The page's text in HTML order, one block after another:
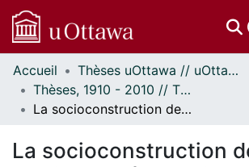
Communautés
et collections
Parcourir
À propos
Accueil
Thèses uOttawa // uOttawa Theses
Thèses, 1910 - 2010 // Theses, 1910 - 2010
La socioconstruction des pratiques pédagogiques exemplaires d'enseignants de la lecture au primaire
La socioconstruction